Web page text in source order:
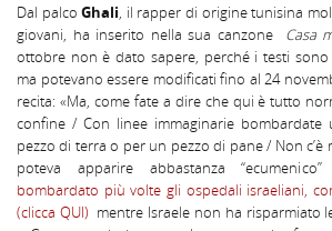
Dal palcoGhali, il rapper di origine tunisina
giovani, ha inserito nella sua canzone
Casa
ottobre non è dato sapere, perché i testi
ma potevano essere modificati fino al 24
recita: «Ma, come fate a dire che qui è tutto
confine / Con linee immaginarie
pezzo di terra o per un pezzo di pane / Non c’è
poteva apparire abbastanza
bombardato più volte gli ospedali israeliani,
(clicca QUI) mentre Israele non ha risparmiato